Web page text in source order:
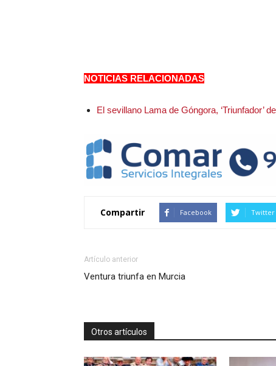
NOTICIAS RELACIONADAS
El sevillano Lama de Góngora, ‘Triunfador’
Compartir Facebook Twitter
Artículo anterior
Ventura triunfa en Murcia
Otros artículos